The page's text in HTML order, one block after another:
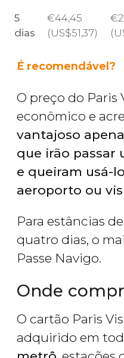
5
dias
€44,45
(US$51,37)
€
(
É recomendável?
O preço do Paris
econômico e
vantajoso
que irão passar
e queiram usá-
aeroporto ou
Para estâncias
quatro dias, o
Passe Navigo.
Onde
O cartão Paris
adquirido em